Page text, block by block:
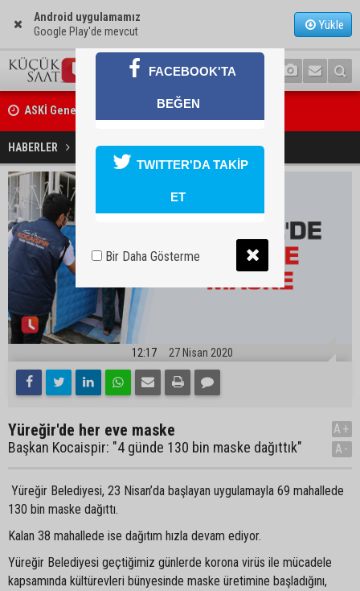
Android uygulamamız
Google Play'de mevcut
Yükle
ASKİ Genel Müdürü Mansur Aladağ emekli oldu
İngiltere’nin çöpü Adana’ya geldi, mikroplastik tartışması büyüdü
HABERLER YAŞAM Yüreğir'de her eve maske
12:17 27 Nisan 2020
Yüreğir'de her eve maske
Başkan Kocaispir: "4 günde 130 bin maske dağıttık"
A+
A-
Yüreğir Belediyesi, 23 Nisan’da başlayan uygulamayla 69 mahallede
130 bin maske dağıttı.
Kalan 38 mahallede ise dağıtım hızla devam ediyor.
Yüreğir Belediyesi geçtiğimiz günlerde korona virüs ile mücadele
kapsamında kültürevleri bünyesinde maske üretimine başladığını,
FACEBOOK'TA
BEĞEN
TWITTER'DA TAKİP
ET
Bir Daha Gösterme